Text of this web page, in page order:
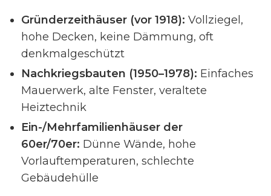
Gründerzeithäuser (vor 1918): Vollziegel,
hohe Decken, keine Dämmung, oft
denkmalgeschützt
Nachkriegsbauten (1950–1978): Einfaches
Mauerwerk, alte Fenster, veraltete
Heiztechnik
Ein-/Mehrfamilienhäuser der
60er/70er: Dünne Wände, hohe
Vorlauftemperaturen, schlechte
Gebäudehülle